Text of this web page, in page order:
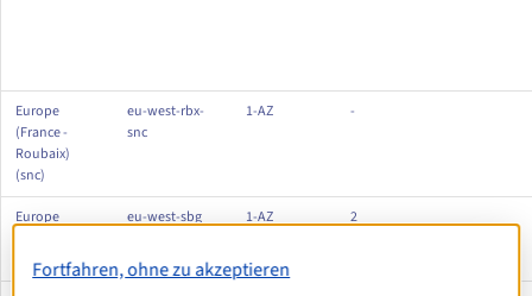
Europe
(France -
Roubaix)
(snc)
eu-west-rbx-
snc
1-AZ -
Europe
Strasbourg)
eu-west-sbg 1-AZ 2
Fortfahren, ohne zu akzeptieren